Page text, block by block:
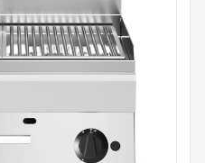
Lavasteinsgrill gass
RF grillrist
MODULAR 70×65 cm